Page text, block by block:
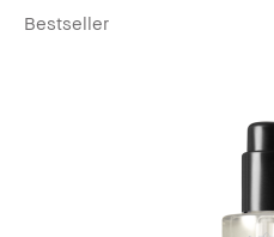
Bestseller